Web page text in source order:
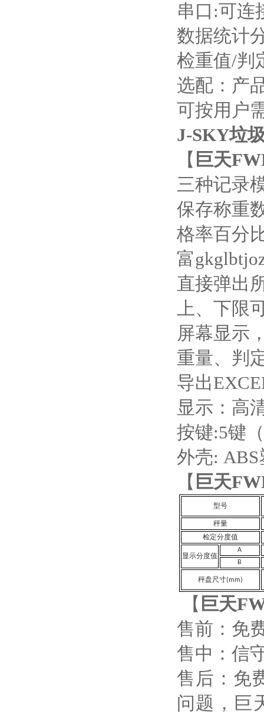
串口:可连
数据统计
检重值/判
选配：产
可按用户
J-SKY垃
【 巨天
三种记录
保存称重
格率百分
富
直接弹出
上、下限
屏幕显示
重量、判
导出
显示：高
按键:5键
外壳:
【 巨天
型号
秤量
检定分度值
显示分度值
A
B
秤盘尺寸(mm)
【 巨天
售前：免
售中：信
售后：免
问题，巨